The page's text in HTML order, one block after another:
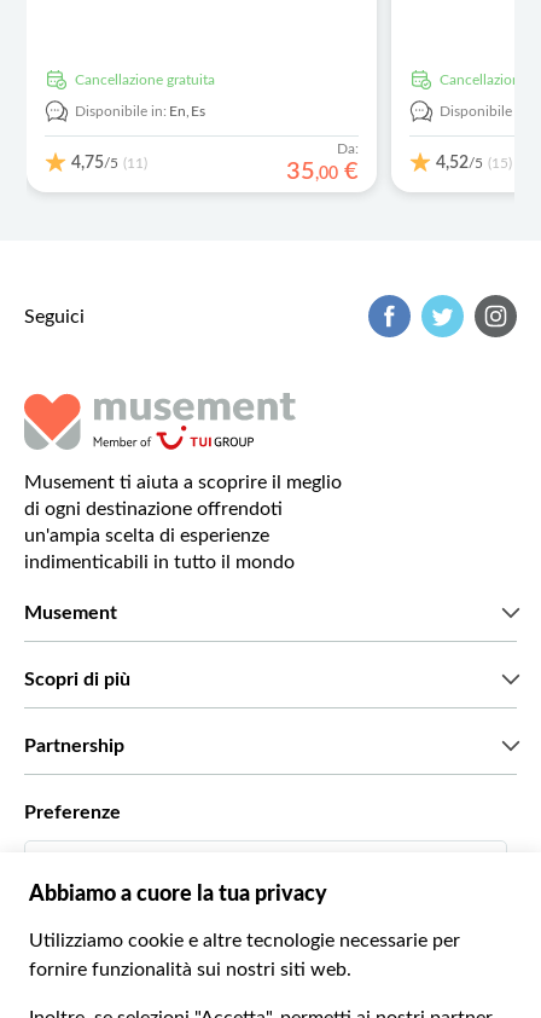
Cancellazione gratuita
Disponibile in: En,Es
4,75/5 (11)
Da:
35,00 €
Cancellazione
Disponibile in:
4,52/5 (15)
Seguici
Musement ti aiuta a scoprire il meglio
di ogni destinazione offrendoti
un'ampia scelta di esperienze
indimenticabili in tutto il mondo
Musement
Scopri di più
Partnership
Agenzie viaggi
Diventa un nostro fornitore
Become a Distribution Partner
Preferenze
Italiano
Français
Español
€ Euro